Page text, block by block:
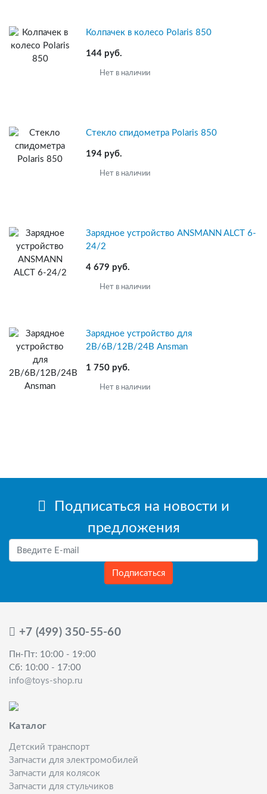
Колпачек в колесо Polaris 850
144 руб.
Нет в наличии
Стекло спидометра Polaris 850
194 руб.
Нет в наличии
Зарядное устройство ANSMANN ALCT 6-
24/2
4 679 руб.
Нет в наличии
Зарядное устройство для
2В/6В/12В/24В Ansman
1 750 руб.
Нет в наличии
Подписаться на новости и
предложения
Подписаться
+7 (499) 350-55-60
Пн-Пт: 10:00 - 19:00
Сб: 10:00 - 17:00
info@toys-shop.ru
Каталог
Детский транспорт
Запчасти для электромобилей
Запчасти для колясок
Запчасти для стульчиков